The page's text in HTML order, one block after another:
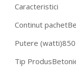
Caracteristici
Continut pachet
Putere (watti)
Tip Produs